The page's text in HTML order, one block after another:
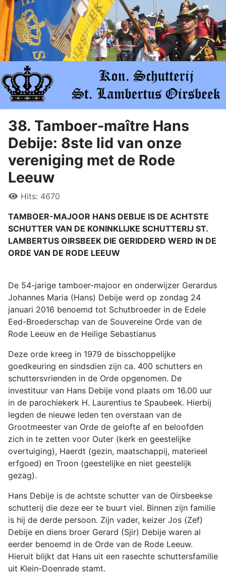
38. Tamboer-maître Hans
Debije: 8ste lid van onze
vereniging met de Rode
Leeuw
Hits: 4670
TAMBOER-MAJOOR HANS DEBIJE IS DE ACHTSTE
SCHUTTER VAN DE KONINKLIJKE SCHUTTERIJ ST.
LAMBERTUS OIRSBEEK DIE GERIDDERD WERD IN DE
ORDE VAN DE RODE LEEUW
De 54-jarige tamboer-majoor en onderwijzer Gerardus
Johannes Maria (Hans) Debije werd op zondag 24
januari 2016 benoemd tot Schutbroeder in de Edele
Eed-Broederschap van de Souvereine Orde van de
Rode Leeuw en de Heilige Sebastianus
Deze orde kreeg in 1979 de bisschoppelijke
goedkeuring en sindsdien zijn ca. 400 schutters en
schuttersvrienden in de Orde opgenomen. De
investituur van Hans Debije vond plaats om 16.00 uur
in de parochiekerk H. Laurentius te Spaubeek. Hierbij
legden de nieuwe leden ten overstaan van de
Grootmeester van Orde de gelofte af en beloofden
zich in te zetten voor Outer (kerk en geestelijke
overtuiging), Haerdt (gezin, maatschappij, materieel
erfgoed) en Troon (geestelijke en niet geestelijk
gezag).
Hans Debije is de achtste schutter van de Oirsbeekse
schutterij die deze eer te buurt viel. Binnen zijn familie
is hij de derde persoon. Zijn vader, keizer Jos (Zef)
Debije en diens broer Gerard (Sjir) Debije waren al
eerder benoemd in de Orde van de Rode Leeuw.
Hieruit blijkt dat Hans uit een rasechte schuttersfamilie
uit Klein-Doenrade stamt.